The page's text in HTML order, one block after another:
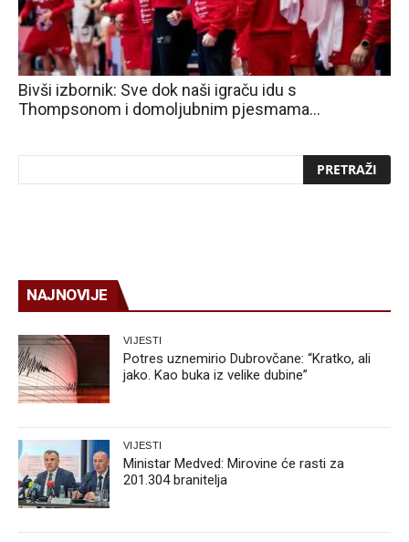
Bivši izbornik: Sve dok naši igraču idu s
Thompsonom i domoljubnim pjesmama…
NAJNOVIJE
VIJESTI
Potres uznemirio Dubrovčane: “Kratko, ali
jako. Kao buka iz velike dubine”
VIJESTI
Ministar Medved: Mirovine će rasti za
201.304 branitelja